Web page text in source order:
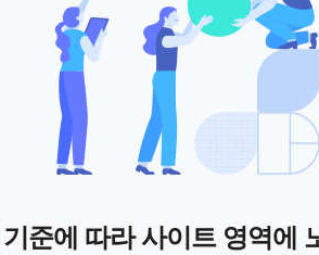
준에 따라 사이트 영역에